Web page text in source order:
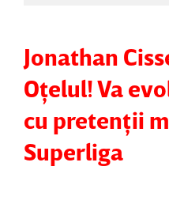
Jonathan
Oţelul! Va
cu pretenţii
Superliga